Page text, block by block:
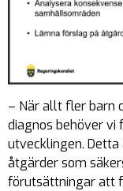
– När allt fler barn
diagnos behöver vi
utvecklingen.
åtgärder som
förutsättningar att